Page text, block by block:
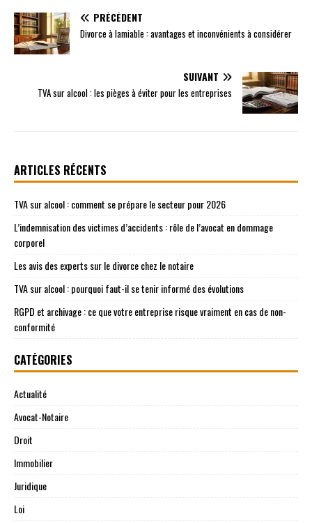
PRÉCÉDENT
Divorce à lamiable : avantages et inconvénients à considérer
SUIVANT
TVA sur alcool : les pièges à éviter pour les entreprises
ARTICLES RÉCENTS
TVA sur alcool : comment se prépare le secteur pour 2026
L’indemnisation des victimes d’accidents : rôle de l’avocat en dommage
corporel
Les avis des experts sur le divorce chez le notaire
TVA sur alcool : pourquoi faut-il se tenir informé des évolutions
RGPD et archivage : ce que votre entreprise risque vraiment en cas de non-
conformité
CATÉGORIES
Actualité
Avocat-Notaire
Droit
Immobilier
Juridique
Loi